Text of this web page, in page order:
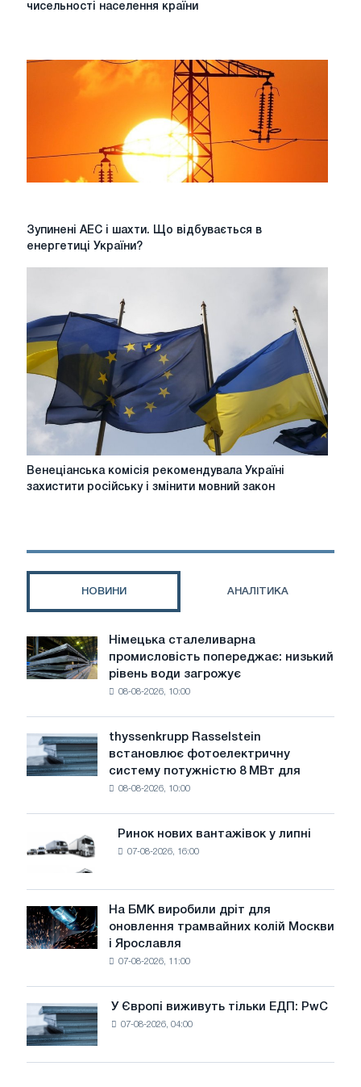
чисельності
чисельності населення країни
Зупинені
в
енергетиці
України?
Зупинені АЕС і шахти. Що відбувається в
енергетиці України?
Венеціанська
комісія
російську
закон
Венеціанська комісія рекомендувала Україні
захистити російську і змінити мовний закон
НОВИНИ АНАЛІТИКА
Німецька
сталеливарна
промисловість
води
загрожує
безпеці
Німецька сталеливарна
промисловість попереджає: низький
рівень води загрожує
08-08-2026, 10:00
thyssenkrupp
Rasselstein
встановлює
фотоелектричну
досягнення
цілей
декарбонізації
thyssenkrupp Rasselstein
встановлює фотоелектричну
систему потужністю 8 МВт для
08-08-2026, 10:00
Ринок
нових
вантажівок
у
липні
Ринок нових вантажівок у липні
07-08-2026, 16:00
На
БМК
виробили
трамвайних
колій
Москви
і
На БМК виробили дріт для
оновлення трамвайних колій Москви
і Ярославля
07-08-2026, 11:00
Європі
виживуть
тільки
У Європі виживуть тільки ЕДП: PwC
07-08-2026, 04:00